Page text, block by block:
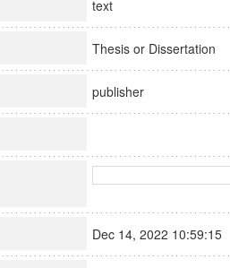
text
Thesis or Dissertation
publisher
Dec 14, 2022 10:59:15